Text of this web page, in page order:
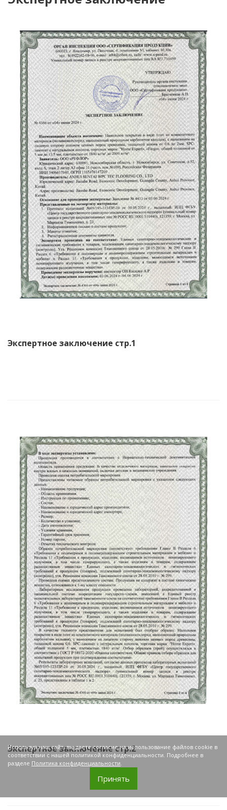
Сертификат соответствия страница 3
Сертификат соответствия
Сертификат соответствия стр.1
Экспертное заключение
Используя наш сайт, вы даете согласие на использование файлов cookie в
соответствии с нашей политикой конфиденциальности. Подробнее в
разделе Политика конфиденциальности.
Принять